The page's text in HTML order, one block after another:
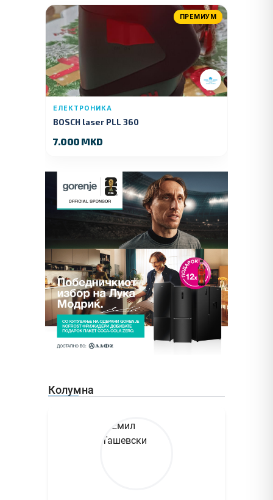
ПРЕМИУМ
ЕЛЕКТРОНИКА
BOSCH laser PLL 360
7.000 MKD
Колумна